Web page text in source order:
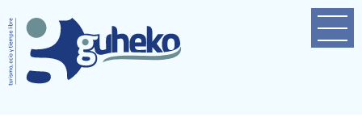
Home
Empresa